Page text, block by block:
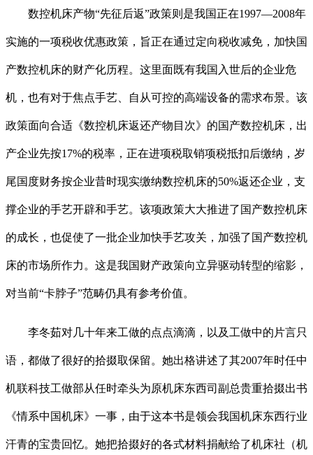
数控机床产物“先征后返”政策则是我国正在1997—2008年
实施的一项税收优惠政策，旨正在通过定向税收减免，加快国
产数控机床的财产化历程。这里面既有我国入世后的企业危
机，也有对于焦点手艺、自从可控的高端设备的需求布景。该
政策面向合适《数控机床返还产物目次》的国产数控机床，出
产企业先按17%的税率，正在进项税取销项税抵扣后缴纳，岁
尾国度财务按企业昔时现实缴纳数控机床的50%返还企业，支
撑企业的手艺开辟和手艺。该项政策大大推进了国产数控机床
的成长，也促使了一批企业加快手艺攻关，加强了国产数控机
床的市场所作力。这是我国财产政策向立异驱动转型的缩影，
对当前“卡脖子”范畴仍具有参考价值。
李冬茹对几十年来工做的点点滴滴，以及工做中的片言只
语，都做了很好的拾掇取保留。她出格讲述了其2007年时任中
机联科技工做部从任时牵头为原机床东西司副总贵重拾掇出书
《情系中国机床》一事，由于这本书是领会我国机床东西行业
汗青的宝贵回忆。她把拾掇好的各式材料捐献给了机床社（机